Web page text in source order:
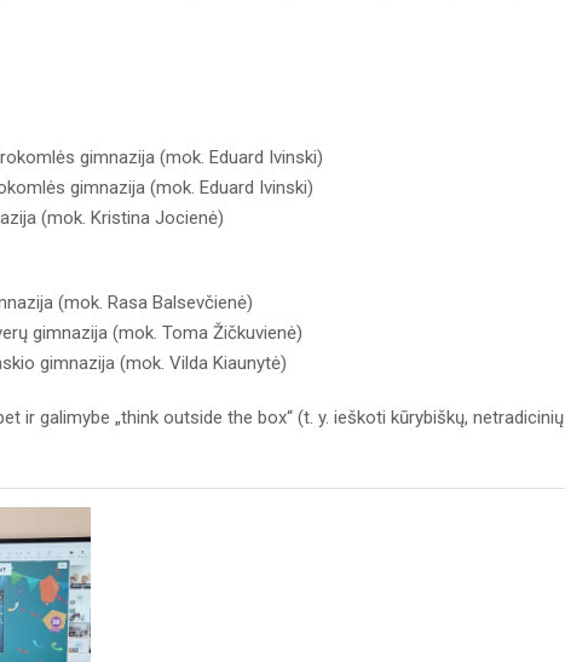
gimnazija (mok. Eduard Ivinski)
gimnazija (mok. Eduard Ivinski)
(mok. Kristina Jocienė)
(mok. Rasa Balsevčienė)
gimnazija (mok. Toma Žičkuvienė)
gimnazija (mok. Vilda Kiaunytė)
ir galimybe „think outside the box“ (t. y. ieškoti kūrybiškų, netradicinių